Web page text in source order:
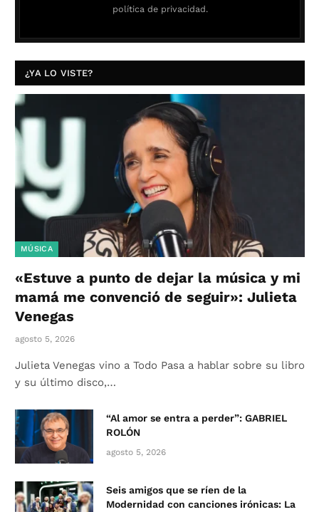
política de privacidad.
¿YA LO VISTE?
MÚSICA
«Estuve a punto de dejar la música y mi
mamá me convenció de seguir»: Julieta
Venegas
agosto 5, 2026
Julieta Venegas vino a Todo Pasa a hablar sobre su libro
y su último disco,…
“Al amor se entra a perder”: GABRIEL
ROLÓN
agosto 5, 2026
Seis amigos que se ríen de la
Modernidad con canciones irónicas: La